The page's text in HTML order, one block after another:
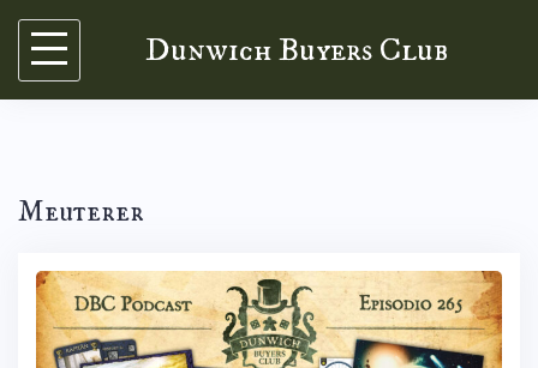
Skip
content
Dunwich Buyers Club
Meuterer